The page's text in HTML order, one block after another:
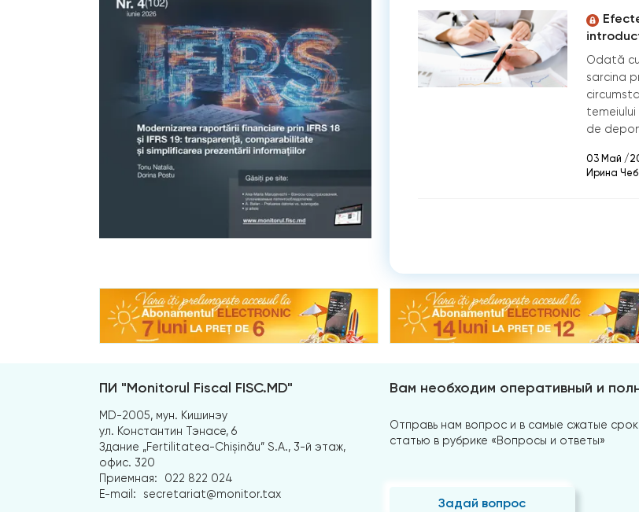
Odată
sarcina
de
03 Май /
Ирина
ПИ "Monitorul Fiscal FISC.MD"
MD-2005, мун. Кишинэу
ул. Константин Тэнасе, 6
Здание „Fertilitatea-Chișinău” S.A., 3-й этаж,
офис. 320
Приемная:
022 822 024
E-mail:
secretariat@monitor.tax
Вам необходим оперативный и
Отправь нам вопрос и в самые сжатые
статью в рубрике «Вопросы и ответы»
Задай вопрос